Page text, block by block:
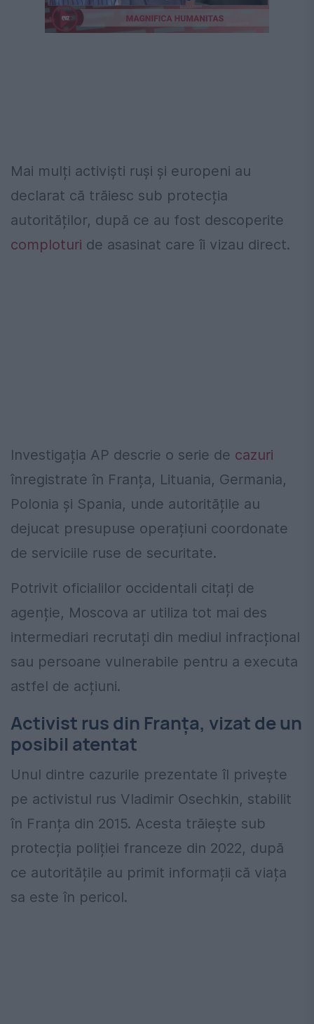
Mai mulți activiști ruși și europeni au
declarat că trăiesc sub protecția
autorităților, după ce au fost descoperite
comploturi de asasinat care îi vizau direct.
Investigația AP descrie o serie de cazuri
înregistrate în Franța, Lituania, Germania,
Polonia și Spania, unde autoritățile au
dejucat presupuse operațiuni coordonate
de serviciile ruse de securitate.
Potrivit oficialilor occidentali citați de
agenție, Moscova ar utiliza tot mai des
intermediari recrutați din mediul infracțional
sau persoane vulnerabile pentru a executa
astfel de acțiuni.
Activist rus din Franța, vizat de un
posibil atentat
Unul dintre cazurile prezentate îl privește
pe activistul rus Vladimir Osechkin, stabilit
în Franța din 2015. Acesta trăiește sub
protecția poliției franceze din 2022, după
ce autoritățile au primit informații că viața
sa este în pericol.